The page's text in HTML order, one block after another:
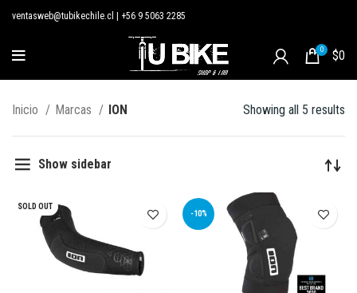
ventasweb@tubikechile.cl +56 9 5063 2285
0 $0
Inicio Marcas ION Showing all 5 results
Show sidebar
SOLD OUT
-10%